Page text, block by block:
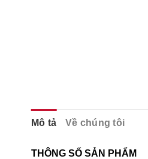
Mô tả Về chúng tôi
THÔNG SỐ SẢN PHẨM